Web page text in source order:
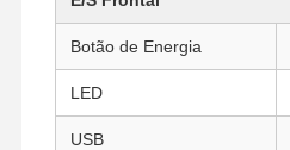
Casa
Botão de Energia
LED
USB